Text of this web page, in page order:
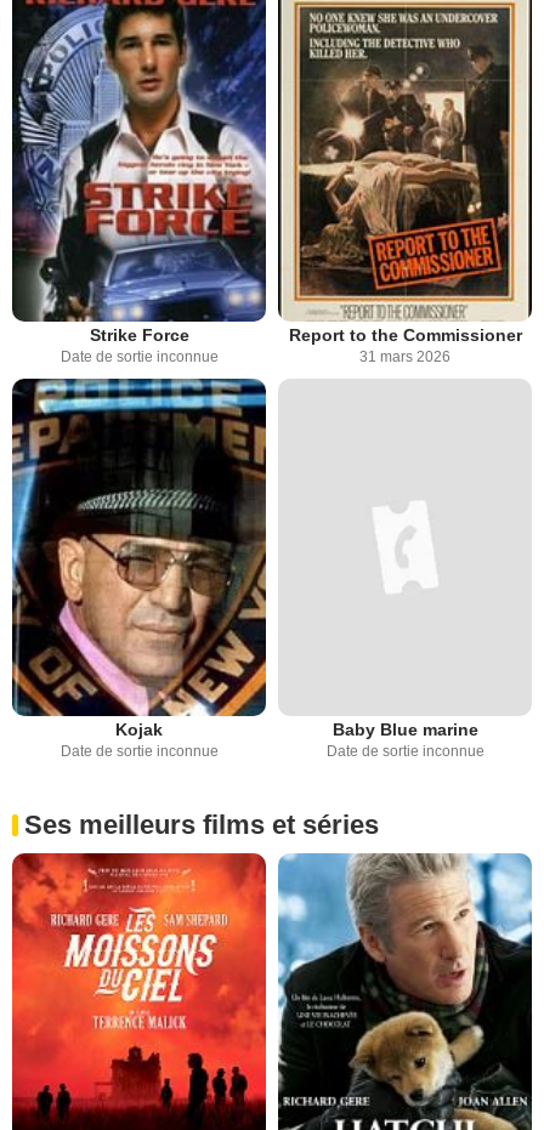
Strike Force
Date de sortie inconnue
Report to the Commissioner
31 mars 2026
Kojak
Date de sortie inconnue
Baby Blue marine
Date de sortie inconnue
Ses meilleurs films et séries